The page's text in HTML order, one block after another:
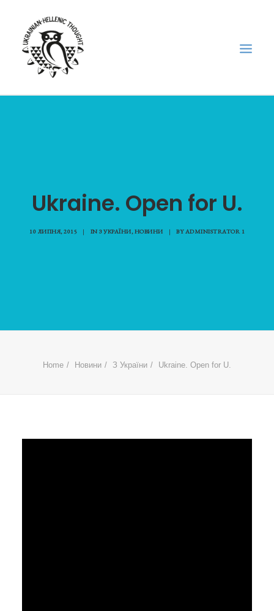
ПРО НАС
“ВІСНИК”/”ΑΓΓΕΛΙΑΦΌΡΟΣ”
Ukraine. Open for U.
10 ЛИПНЯ, 2015 | IN З УКРАЇНИ,НОВИНИ | BYADMINISTRATOR 1
Home Новини З України Ukraine. Open for U.